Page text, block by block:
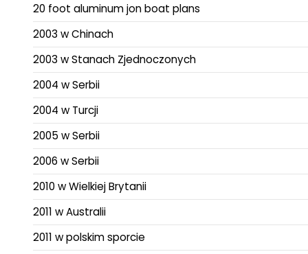
20 foot aluminum jon boat plans
2003 w Chinach
2003 w Stanach Zjednoczonych
2004 w Serbii
2004 w Turcji
2005 w Serbii
2006 w Serbii
2010 w Wielkiej Brytanii
2011 w Australii
2011 w polskim sporcie